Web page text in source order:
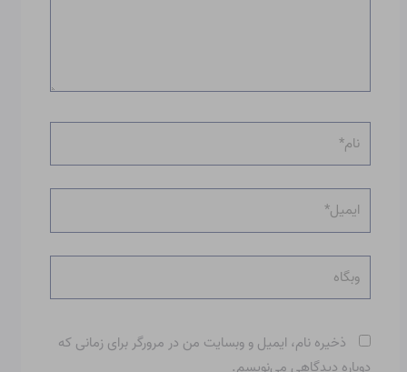
ایمیل*
وبگاه
ذخیره نام، ایمیل و وبسایت من در مرورگر برای زمانی که
دوباره دیدگاهی می‌نویسم.